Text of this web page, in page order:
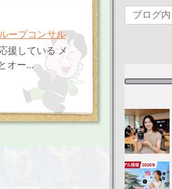
ープコンサル
援している メ
オー...